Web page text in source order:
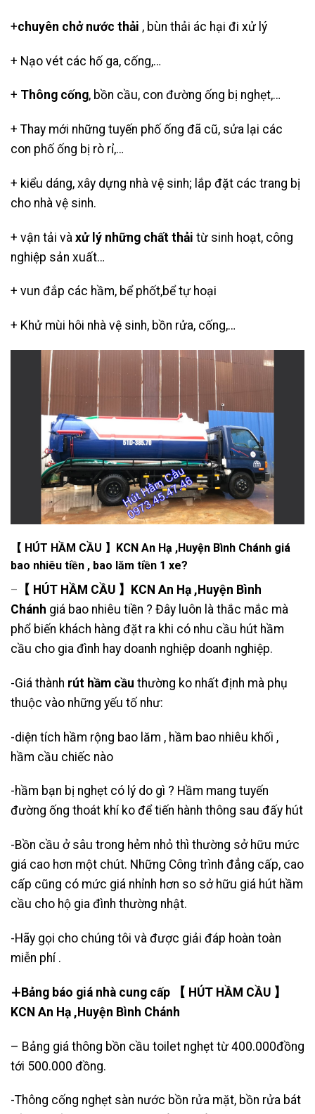
+chuyên chở nước thải , bùn thải ác hại đi xử lý
+ Nạo vét các hố ga, cống,…
+ Thông cống, bồn cầu, con đường ống bị nghẹt,…
+ Thay mới những tuyến phố ống đã cũ, sửa lại các
con phố ống bị rò rỉ,…
+ kiểu dáng, xây dựng nhà vệ sinh; lắp đặt các trang bị
cho nhà vệ sinh.
+ vận tải và xử lý những chất thải từ sinh hoạt, công
nghiệp sản xuất…
+ vun đắp các hầm, bể phốt,bể tự hoại
+ Khử mùi hôi nhà vệ sinh, bồn rửa, cống,…
【 HÚT HẦM CẦU 】KCN An Hạ ,Huyện Bình Chánh giá
bao nhiêu tiền , bao lăm tiền 1 xe?
– 【 HÚT HẦM CẦU 】KCN An Hạ ,Huyện Bình
Chánh giá bao nhiêu tiền ? Đây luôn là thắc mắc mà
phổ biến khách hàng đặt ra khi có nhu cầu hút hầm
cầu cho gia đình hay doanh nghiệp doanh nghiệp.
-Giá thành rút hầm cầu thường ko nhất định mà phụ
thuộc vào những yếu tố như:
-diện tích hầm rộng bao lăm , hầm bao nhiêu khối ,
hầm cầu chiếc nào
-hầm bạn bị nghẹt có lý do gì ? Hầm mang tuyến
đường ống thoát khí ko để tiến hành thông sau đấy hút
-Bồn cầu ở sâu trong hẻm nhỏ thì thường sở hữu mức
giá cao hơn một chút. Những Công trình đẳng cấp, cao
cấp cũng có mức giá nhỉnh hơn so sở hữu giá hút hầm
cầu cho hộ gia đình thường nhật.
-Hãy gọi cho chúng tôi và được giải đáp hoàn toàn
miễn phí .
∔Bảng báo giá nhà cung cấp 【 HÚT HẦM CẦU 】
KCN An Hạ ,Huyện Bình Chánh
– Bảng giá thông bồn cầu toilet nghẹt từ 400.000đồng
tới 500.000 đồng.
-Thông cống nghẹt sàn nước bồn rửa mặt, bồn rửa bát